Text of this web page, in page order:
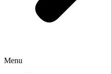
Menu